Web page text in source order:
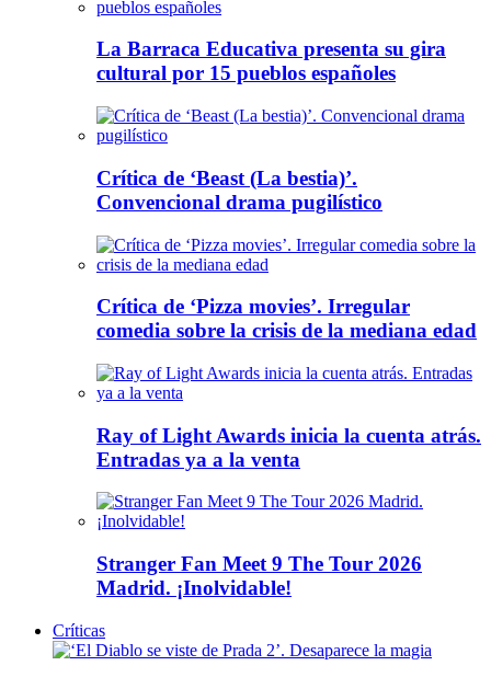
La Barraca Educativa presenta su gira
cultural por 15 pueblos españoles
Crítica de ‘Beast (La bestia)’.
Convencional drama pugilístico
Crítica de ‘Pizza movies’. Irregular
comedia sobre la crisis de la mediana edad
Ray of Light Awards inicia la cuenta atrás.
Entradas ya a la venta
Stranger Fan Meet 9 The Tour 2026
Madrid. ¡Inolvidable!
Críticas